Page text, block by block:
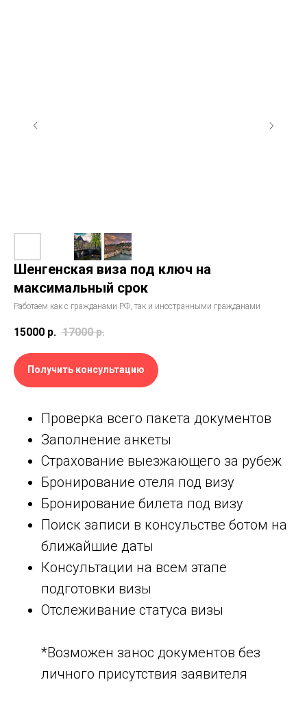
Шенгенская виза под ключ на
максимальный срок
Работаем как с гражданами РФ, так и иностранными гражданами
15000 р. 17000 р.
Получить консультацию
Проверка всего пакета документов
Заполнение анкеты
Страхование выезжающего за рубеж
Бронирование отеля под визу
Бронирование билета под визу
Поиск записи в консульстве ботом на
ближайшие даты
Консультации на всем этапе
подготовки визы
Отслеживание статуса визы
*Возможен занос документов без
личного присутствия заявителя